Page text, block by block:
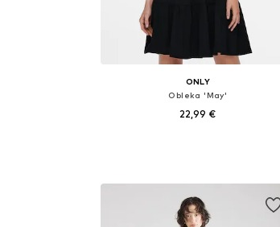
ONLY
Obleka 'May'
22,99 €